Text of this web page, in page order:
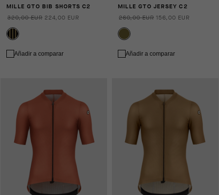
MILLE GTO BIB SHORTS C2
320,00 EUR 224,00 EUR
Añadir a comparar
MILLE GTO JERSEY C2
260,00 EUR 156,00 EUR
Añadir a comparar